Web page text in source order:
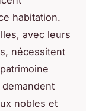
habitation.
avec leurs
nécessitent
nobles et